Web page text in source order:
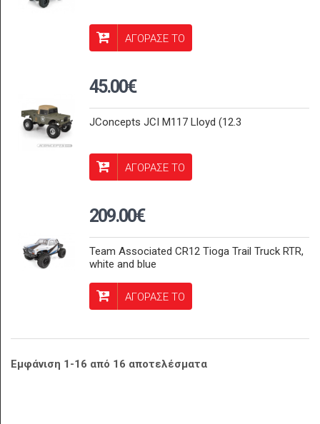
ΑΓΟΡΑΣΕ ΤΟ
45.00€
JConcepts JCI M117 Lloyd (12.3
ΑΓΟΡΑΣΕ ΤΟ
209.00€
Team Associated CR12 Tioga Trail Truck RTR,
white and blue
ΑΓΟΡΑΣΕ ΤΟ
Εμφάνιση 1-16 από 16 αποτελέσματα